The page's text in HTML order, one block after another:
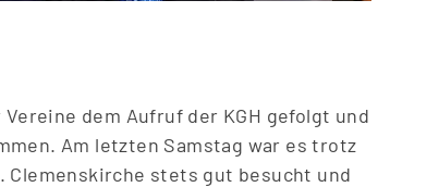
dem Aufruf der KGH gefolgt und
Am letzten Samstag war es trotz
stets gut besucht und